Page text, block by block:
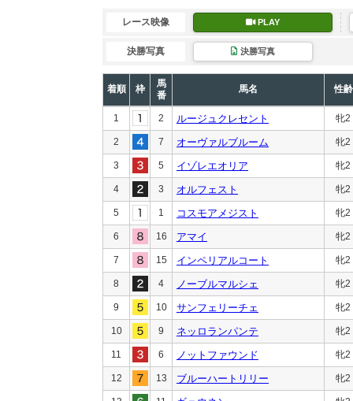
レース映像 PLAY
決勝写真 決勝写真
着順 枠
馬
番
馬名 性齢
1 2 ルージュクレセント 牝2
2 7 オーヴァルブルーム 牝2
3 5 イゾレエオリア 牝2
4 3 オルフェスト 牝2
5 1 コスモアメジスト 牝2
6 16 アマイ 牝2
7 15 インペリアルコート 牝2
8 4 ノーブルマルシェ 牝2
9 10 サンフェリーチェ 牝2
10 9 ネッロランパンテ 牝2
11 6 ノットファウンド 牝2
12 13 ブルーハートリリー 牝2